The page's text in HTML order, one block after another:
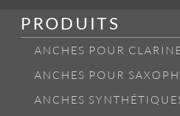
PRODUITS
ANCHES POUR
ANCHES POUR
ANCHES